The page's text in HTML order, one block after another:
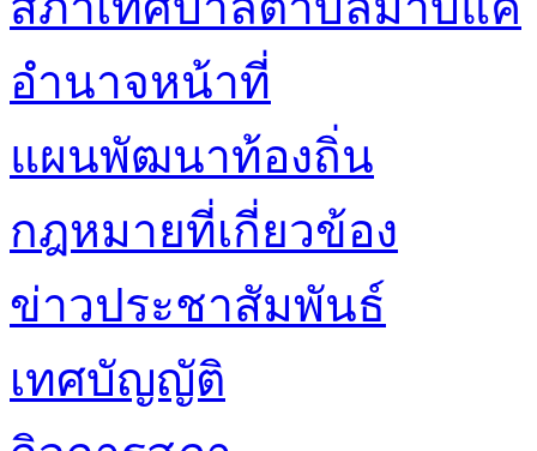
อำนาจหน้าที่
แผนพัฒนาท้องถิ่น
กฎหมายที่เกี่ยวข้อง
ข่าวประชาสัมพันธ์
เทศบัญญัติ